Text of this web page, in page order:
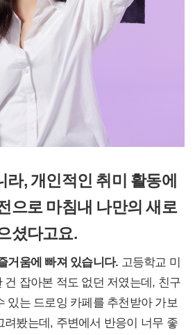
라, 개인적인 취미 활동에
으로 마침내 나만의 새로
셨다고요.
거움에 빠져 있습니다. 고등학교 미
건 잡아본 적도 없던 저였는데, 친구
있는 드로잉 카페를 추천받아 가보
려봤는데, 주변에서 반응이 너무 좋